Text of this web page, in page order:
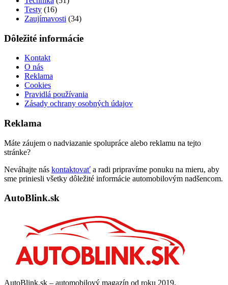
Testy (16)
Zaujímavosti (34)
Dôležité informácie
Kontakt
O nás
Reklama
Cookies
Pravidlá používania
Zásady ochrany osobných údajov
Reklama
Máte záujem o nadviazanie spolupráce alebo reklamu na tejto
stránke?
Neváhajte nás kontaktovať a radi pripravíme ponuku na mieru, aby
sme priniesli všetky dôležité informácie automobilovým nadšencom.
AutoBlink.sk
AutoBlink.sk – automobilový magazín od roku 2019.